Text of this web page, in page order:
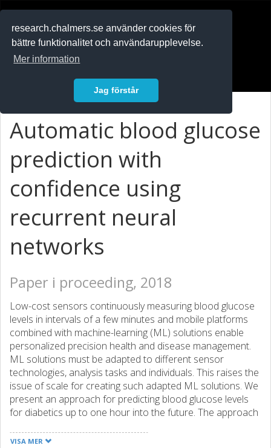
research.chalmers.se använder cookies för
bättre funktionalitet och användarupplevelse.
Mer information
Jag förstår
Automatic blood glucose
prediction with
confidence using
recurrent neural
networks
Paper i proceeding, 2018
Low-cost sensors continuously measuring blood glucose
levels in intervals of a few minutes and mobile platforms
combined with machine-learning (ML) solutions enable
personalized precision health and disease management.
ML solutions must be adapted to different sensor
technologies, analysis tasks and individuals. This raises the
issue of scale for creating such adapted ML solutions. We
present an approach for predicting blood glucose levels
for diabetics up to one hour into the future. The approach
to-end fashion, requiring nothing but the glucose level
VISA MER